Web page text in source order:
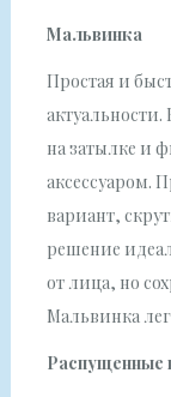
Мальвинка
Простая и
на затылке и
аксессуаром.
вариант,
решение
от лица, но
Мальвинка
Распущенные